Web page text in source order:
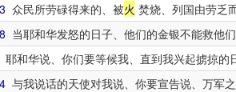
众民所劳碌得来的、被火 焚烧、列国由劳乏
当耶和华发怒的日子、他们的金银不能救他
耶和华说、你们要等候我、直到我兴起掳掠
与我说话的天使对我说、你要宣告说、万军